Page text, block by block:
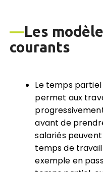
—Les modè
courants
Le temps
permet aux
avant de
salariés
temps de
exemple en